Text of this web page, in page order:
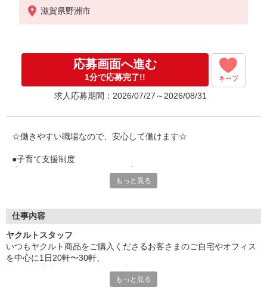
平均月収/100,000円 ※週3〜週5含む
◎扶養の範囲OK、超えても雇用制度あり（応相談）
談）
収入補償期間/2〜3ヶ月（配達地域による）
※研修期間中の手当あり（7日間研修で1万円支給）
?商品買取りなし！
（週3）月給60,000円〜、（週4）月給80,000円〜、
（週5）月給100,000円〜
滋賀県野洲市
応募画面へ進む
1分で応募完了!! キープ
求人応募期間：2026/07/27～2026/08/31
☆働きやすい職場なので、安心して働けます☆
●子育て支援制度
安心して働くことができる職場環境です。
（詳細は、待遇欄をご参照ください。）
●働くママが多数！だから協力体制バツグン！
・先輩スタッフが同行するので未経験も安心！
・家事や育児の相談が話題になることも多々！
・シフトを事前に調整し合ってお子さんの行事参加も可能！
・お子さんの体調不良の場合もスタッフ同士で協力！
もっと見る
仕事内容
ヤクルトスタッフ
いつもヤクルト商品をご購入くださるお客さまのご自宅やオフィス
を中心に1日20軒〜30軒、
商品を通じてお客さまとふれあう楽しさ、健康的な生活にお役立ち
もっと見る